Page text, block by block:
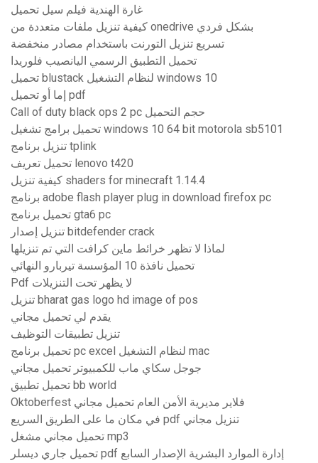
غارة الهندية فيلم سيل تحميل
كيفية تنزيل ملفات متعددة من onedrive بشكل فردي
تسريع تنزيل التورنت باستخدام مصادر منخفضة
تحميل التطبيق الرسمي اليانصيب فلوريدا
تحميل blustack لنظام التشغيل windows 10
إما أو تحميل pdf
Call of duty black ops 2 pc حجم التحميل
تحميل برامج تشغيل windows 10 64 bit motorola sb5101
تنزيل برنامج tplink
تحميل تعريف lenovo t420
كيفية تنزيل shaders for minecraft 1.14.4
برنامج adobe flash player plug in download firefox pc
تحميل برنامج gta6 pc
تنزيل إصدار bitdefender crack
لماذا لا تظهر خرائط ماين كرافت التي تم تنزيلها
تحميل نافذة 10 المؤسسة تيربارو النهائي
Pdf لا يظهر تحت التنزيلات
تنزيل bharat gas logo hd image of pos
يقدم لي تحميل مجاني
تنزيل تطبيقات التوظيف
تحميل برنامج pc excel لنظام التشغيل mac
جوجل سكاي ماب للكمبيوتر تحميل مجاني
تحميل تطبيق bb world
Oktoberfest فلاير مديرية الأمن العام تحميل مجاني
في مكان ما على الطريق السريع pdf تنزيل مجاني
تحميل مجاني مشغل mp3
تحميل جاري ديسلر pdf إدارة الموارد البشرية الإصدار السابع